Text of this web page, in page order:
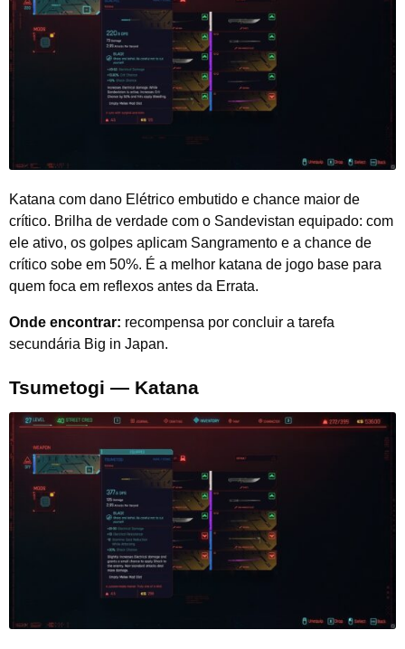
Katana com dano Elétrico embutido e chance maior de
crítico. Brilha de verdade com o Sandevistan equipado: com
ele ativo, os golpes aplicam Sangramento e a chance de
crítico sobe em 50%. É a melhor katana de jogo base para
quem foca em reflexos antes da Errata.
Onde encontrar: recompensa por concluir a tarefa
secundária Big in Japan.
Tsumetogi — Katana